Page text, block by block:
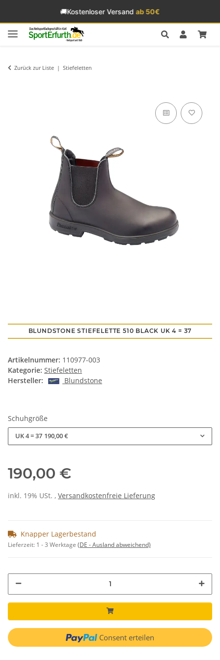
🚚Kostenloser Versandab 50€
Zurück zur Liste Stiefeletten
BLUNDSTONE STIEFELETTE 510 BLACK UK 4 = 37
Artikelnummer: 110977-003
Kategorie: Stiefeletten
Hersteller:
Blundstone
Schuhgröße
UK 4 = 37 190,00 €
190,00 €
inkl. 19% USt. , Versandkostenfreie Lieferung
Knapper Lagerbestand
Lieferzeit: 1 - 3 Werktage (DE - Ausland abweichend)
Consent erteilen